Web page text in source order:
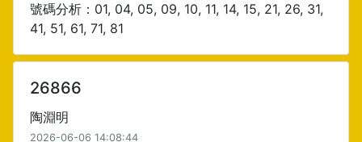
號碼分析：01, 04, 05, 09, 10, 11, 14, 15, 21, 26, 31,
41, 51, 61, 71, 81
26866
陶淵明
2026-06-06 14:08:44